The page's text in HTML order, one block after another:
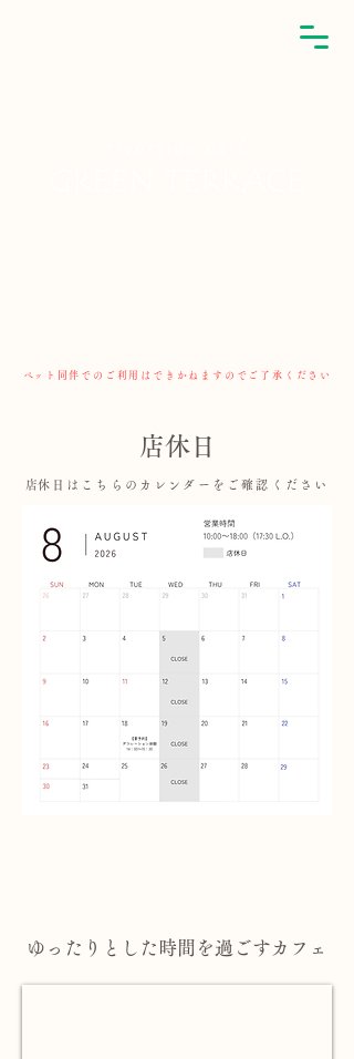
​ペット同伴でのご利用はできかねますのでご了承ください
​店休日
​店休日はこちらのカレンダーをご確認ください
ゆったりと した時間を過ごすカフェ